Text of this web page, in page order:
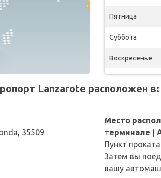
Пятница
Суббота
Воскресенье
Lanzarote расположен в:
35509
Место
терминале |
Пункт
Затем вы
вашу